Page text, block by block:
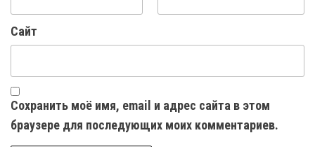
Сайт
Сохранить моё имя, email и адрес сайта в этом
браузере для последующих моих комментариев.